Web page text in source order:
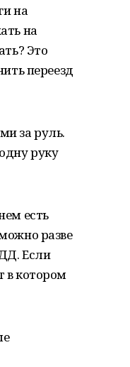
на
на
Это
переезд
за руль.
руку
есть
разве
Если
в котором